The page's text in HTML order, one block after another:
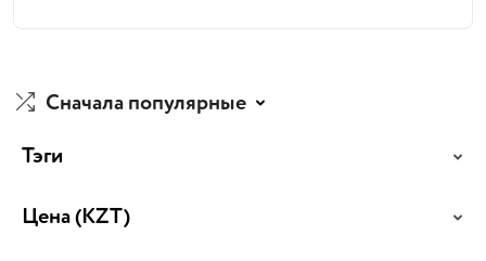
Сначала популярные
Тэги
Цена(KZT)